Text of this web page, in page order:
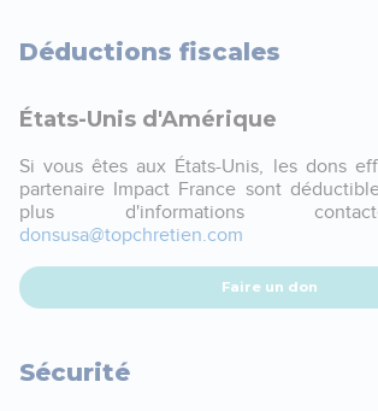
Déductions fiscales
États-Unis d'Amérique
Si vous êtes aux États-Unis, les dons
partenaire Impact France sont
plus d'informations
donsusa@topchretien.com
Faire un don
Sécurité